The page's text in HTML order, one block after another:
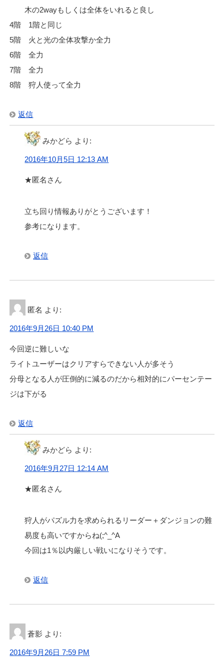
木の2wayもしくは全体をいれると良し
4階 1階と同じ
5階 火と光の全体攻撃か全力
6階 全力
7階 全力
8階 狩人使って全力
返信
みかどら より:
2016年10月5日 12:13 AM
★匿名さん
立ち回り情報ありがとうございます！
参考になります。
返信
匿名 より:
2016年9月26日 10:40 PM
今回逆に難しいな
ライトユーザーはクリアすらできない人が多そう
分母となる人が圧倒的に減るのだから相対的にパーセンテー
ジは下がる
返信
みかどら より:
2016年9月27日 12:14 AM
★匿名さん
狩人がパズル力を求められるリーダー＋ダンジョンの難
易度も高いですからね(;^_^A
今回は1％以内厳しい戦いになりそうです。
返信
蒼影 より:
2016年9月26日 7:59 PM